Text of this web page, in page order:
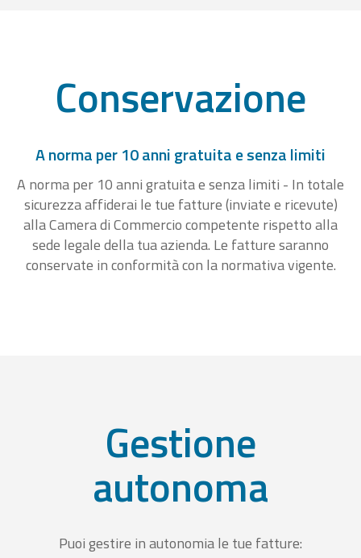
Conservazione
A norma per 10 anni gratuita e senza limiti
A norma per 10 anni gratuita e senza limiti - In totale
sicurezza affiderai le tue fatture (inviate e ricevute)
alla Camera di Commercio competente rispetto alla
sede legale della tua azienda. Le fatture saranno
conservate in conformità con la normativa vigente.
Gestione
autonoma
Puoi gestire in autonomia le tue fatture: